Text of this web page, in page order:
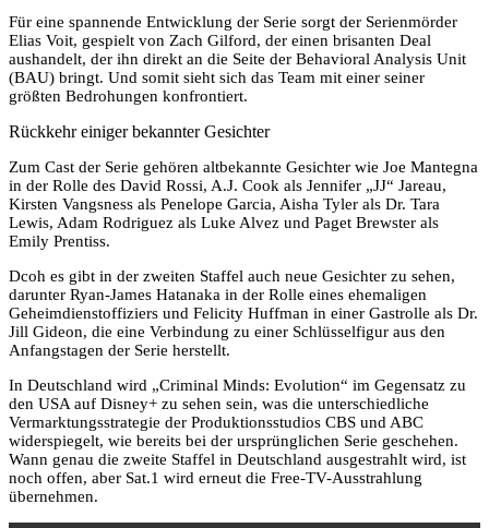
Für eine spannende Entwicklung der Serie sorgt der Serienmörder
Elias Voit, gespielt von Zach Gilford, der einen brisanten Deal
aushandelt, der ihn direkt an die Seite der Behavioral Analysis Unit
(BAU) bringt. Und somit sieht sich das Team mit einer seiner
größten Bedrohungen konfrontiert.
Rückkehr einiger bekannter Gesichter
Zum Cast der Serie gehören altbekannte Gesichter wie Joe Mantegna
in der Rolle des David Rossi, A.J. Cook als Jennifer „JJ“ Jareau,
Kirsten Vangsness als Penelope Garcia, Aisha Tyler als Dr. Tara
Lewis, Adam Rodriguez als Luke Alvez und Paget Brewster als
Emily Prentiss.
Dcoh es gibt in der zweiten Staffel auch neue Gesichter zu sehen,
darunter Ryan-James Hatanaka in der Rolle eines ehemaligen
Geheimdienstoffiziers und Felicity Huffman in einer Gastrolle als Dr.
Jill Gideon, die eine Verbindung zu einer Schlüsselfigur aus den
Anfangstagen der Serie herstellt.
In Deutschland wird „Criminal Minds: Evolution“ im Gegensatz zu
den USA auf Disney+ zu sehen sein, was die unterschiedliche
Vermarktungsstrategie der Produktionsstudios CBS und ABC
widerspiegelt, wie bereits bei der ursprünglichen Serie geschehen.
Wann genau die zweite Staffel in Deutschland ausgestrahlt wird, ist
noch offen, aber Sat.1 wird erneut die Free-TV-Ausstrahlung
übernehmen.